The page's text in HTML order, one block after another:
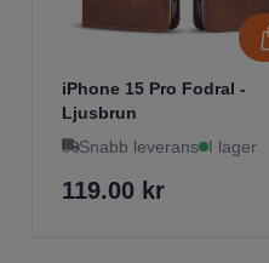
iPhone 15 Pro Fodral -
Ljusbrun
Snabb leverans I lager
119.00 kr